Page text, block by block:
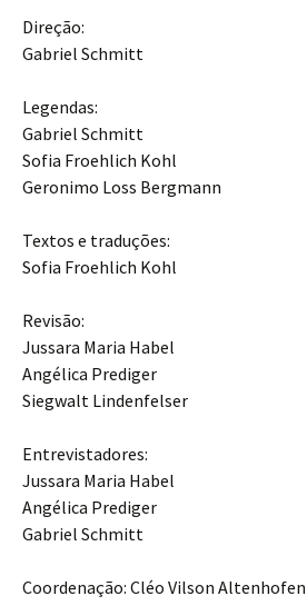
Direção:
Gabriel Schmitt
Legendas:
Gabriel Schmitt
Sofia Froehlich Kohl
Geronimo Loss Bergmann
Textos e traduções:
Sofia Froehlich Kohl
Revisão:
Jussara Maria Habel
Angélica Prediger
Siegwalt Lindenfelser
Entrevistadores:
Jussara Maria Habel
Angélica Prediger
Gabriel Schmitt
Coordenação: Cléo Vilson Altenhofen